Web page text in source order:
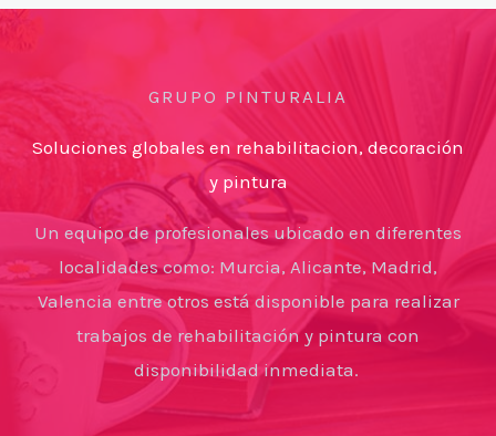
GRUPO PINTURALIA
Soluciones globales en rehabilitacion, decoración
y pintura
Un equipo de profesionales ubicado en diferentes
localidades como: Murcia, Alicante, Madrid,
Valencia entre otros está disponible para realizar
trabajos de rehabilitación y pintura con
disponibilidad inmediata.